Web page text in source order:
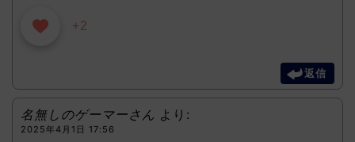
+2
返信
名無しのゲーマーさん より:
2025年4月1日 17:56